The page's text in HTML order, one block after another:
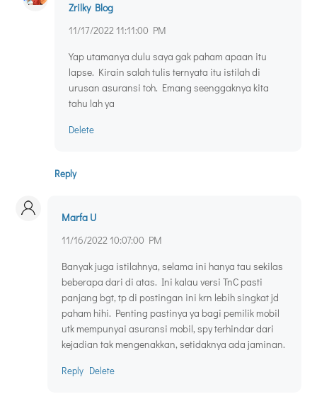
Zrilky Blog
11/17/2022 11:11:00 PM
Yap utamanya dulu saya gak paham apaan itu
lapse. Kirain salah tulis ternyata itu istilah di
urusan asuransi toh. Emang seenggaknya kita
tahu lah ya
Delete
Reply
Marfa U
11/16/2022 10:07:00 PM
Banyak juga istilahnya, selama ini hanya tau sekilas
beberapa dari di atas. Ini kalau versi TnC pasti
panjang bgt, tp di postingan ini krn lebih singkat jd
paham hihi. Penting pastinya ya bagi pemilik mobil
utk mempunyai asuransi mobil, spy terhindar dari
kejadian tak mengenakkan, setidaknya ada jaminan.
Reply Delete